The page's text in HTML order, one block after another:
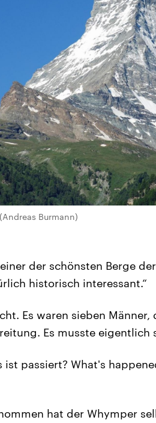
Burmann)
der schönsten Berge
historisch interessant.“
Es waren sieben
Es musste eigentlich
ist passiert? What's
hat der Whymper